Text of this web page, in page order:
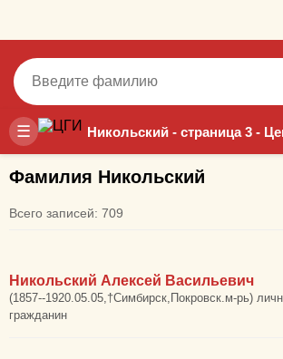
☰ Точный Неточный
Фамилия Никольский
Всего записей: 709
Никольский Алексей Васильевич
(1857--1920.05.05,†Симбирск,Покровск.м-рь)
гражданин